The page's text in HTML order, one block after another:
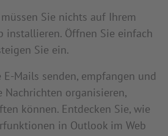
Sie nichts auf Ihrem
installieren. Öffnen Sie einfach
Sie ein.
E-Mails senden, empfangen und
organisieren,
können. Entdecken Sie, wie
in Outlook im Web